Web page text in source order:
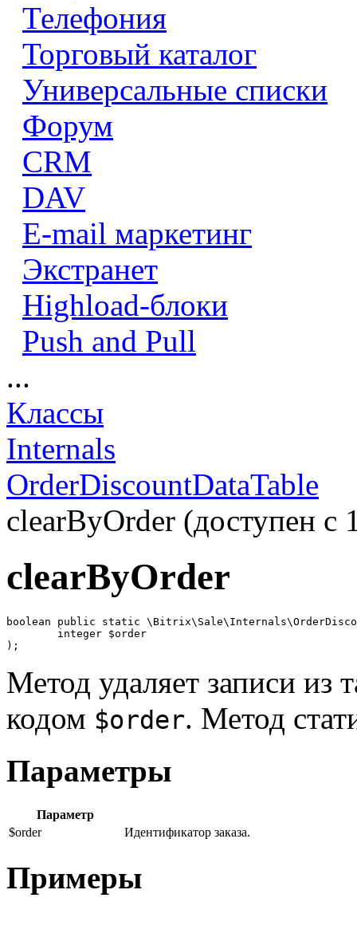
Телефония
Торговый каталог
Универсальные списки
Форум
CRM
DAV
E-mail маркетинг
Экстранет
Highload-блоки
Push and Pull
...
Классы
Internals
OrderDiscountDataTable
clearByOrder (доступен с
clearByOrder
boolean public static
);
Метод удаляет записи из
кодом $order. Метод
Параметры
Параметр
$order
Идентификатор заказа.
Примеры